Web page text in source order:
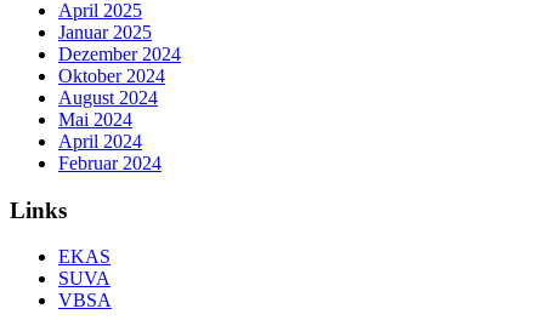
April 2025
Januar 2025
Dezember 2024
Oktober 2024
August 2024
Mai 2024
April 2024
Februar 2024
Links
EKAS
SUVA
VBSA